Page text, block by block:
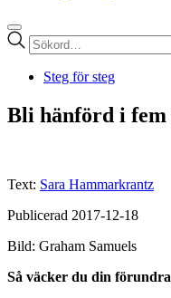
Sök
efter:
Steg för steg
Bli hänförd i fem
Text: Sara Hammarkrantz
Publicerad 2017-12-18
Bild: Graham Samuels
Så väcker du din